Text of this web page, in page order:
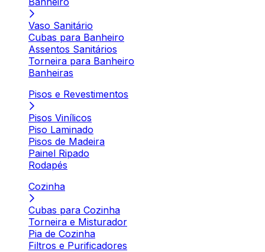
Vaso Sanitário
Cubas para Banheiro
Assentos Sanitários
Torneira para Banheiro
Banheiras
Pisos e Revestimentos
Pisos Vinílicos
Piso Laminado
Pisos de Madeira
Painel Ripado
Rodapés
Cozinha
Cubas para Cozinha
Torneira e Misturador
Pia de Cozinha
Filtros e Purificadores